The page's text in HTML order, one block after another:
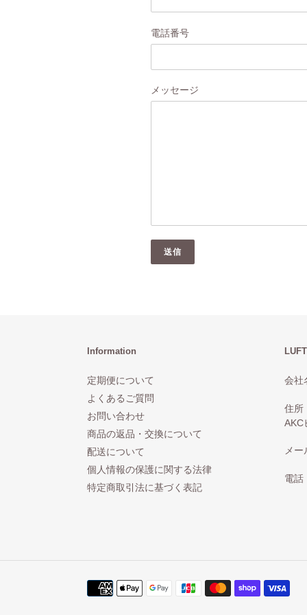
電話番号
メッセージ
Information
定期便について
よくあるご質問
お問い合わせ
商品の返品・交換について
配送について
個人情報の保護に関する法律
特定商取引法に基づく表記
LUFT
会社
住所
AKC
メ
電話